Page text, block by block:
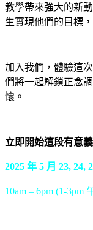
教學帶來強大的新
生實現他們的目標
加入我們，體驗這
們將一起解鎖正念
懷。
立即開始這段有意
2025 年 5 月 23, 24,
10am – 6pm (1-3pm